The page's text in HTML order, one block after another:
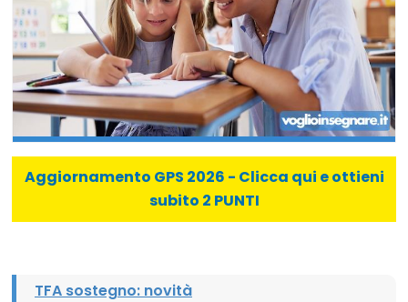
Aggiornamento GPS 2026 - Clicca qui e ottieni
subito 2 PUNTI
TFA sostegno: novità